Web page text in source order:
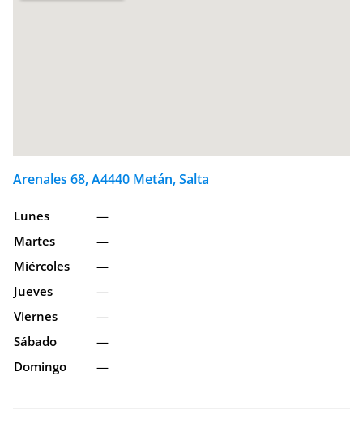
Arenales 68, A4440 Metán, Salta
Lunes
—
Martes
—
Miércoles
—
Jueves
—
Viernes
—
Sábado
—
Domingo
—